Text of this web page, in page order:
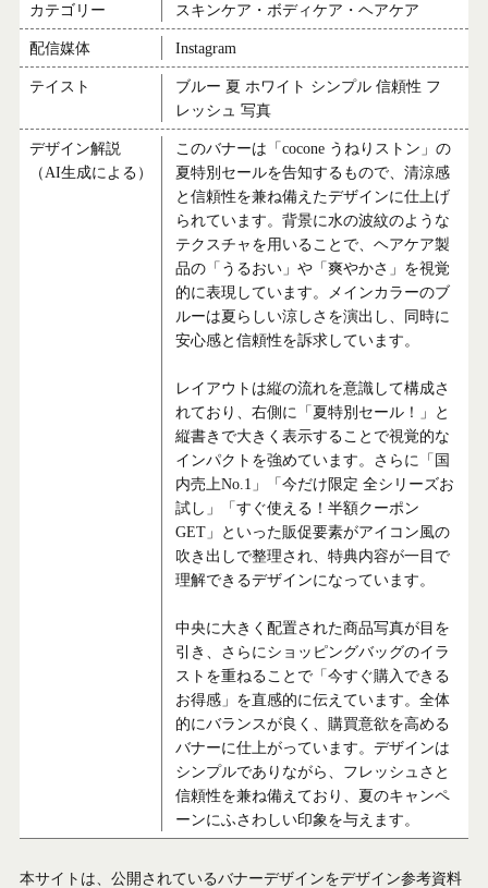
カテゴリー スキンケア・ボディケア・ヘアケア
配信媒体 Instagram
テイスト
ブルー 夏 ホワイト シンプル 信頼性 フ
レッシュ 写真
デザイン解説
（AI生成による）
このバナーは「cocone うねりストン」の
夏特別セールを告知するもので、清涼感
と信頼性を兼ね備えたデザインに仕上げ
られています。背景に水の波紋のような
テクスチャを用いることで、ヘアケア製
品の「うるおい」や「爽やかさ」を視覚
的に表現しています。メインカラーのブ
ルーは夏らしい涼しさを演出し、同時に
安心感と信頼性を訴求しています。
レイアウトは縦の流れを意識して構成さ
れており、右側に「夏特別セール！」と
縦書きで大きく表示することで視覚的な
インパクトを強めています。さらに「国
内売上No.1」「今だけ限定 全シリーズお
試し」「すぐ使える！半額クーポン
GET」といった販促要素がアイコン風の
吹き出しで整理され、特典内容が一目で
理解できるデザインになっています。
中央に大きく配置された商品写真が目を
引き、さらにショッピングバッグのイラ
ストを重ねることで「今すぐ購入できる
お得感」を直感的に伝えています。全体
的にバランスが良く、購買意欲を高める
バナーに仕上がっています。デザインは
シンプルでありながら、フレッシュさと
信頼性を兼ね備えており、夏のキャンペ
ーンにふさわしい印象を与えます。
本サイトは、公開されているバナーデザインをデザイン参考資料